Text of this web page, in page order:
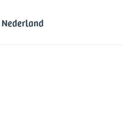
Nederland